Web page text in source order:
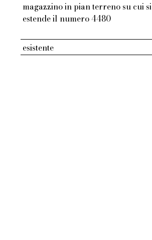
magazzino in pian terreno su cui si
estende il numero 4480
esistente